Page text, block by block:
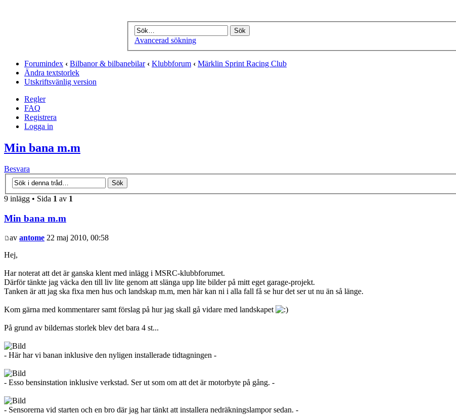
Avancerad sökning
Forumindex ‹ Bilbanor & bilbanebilar ‹ Klubbforum ‹ Märklin Sprint Racing Club
Ändra textstorlek
Utskriftsvänlig version
Regler
FAQ
Registrera
Logga in
Min bana m.m
Besvara
9 inlägg • Sida 1 av 1
Min bana m.m
av antome 22 maj 2010, 00:58
Hej,
Har noterat att det är ganska klent med inlägg i MSRC-klubbforumet.
Därför tänkte jag väcka den till liv lite genom att slänga upp lite bilder på mitt eget garage-projekt.
Tanken är att jag ska fixa men hus och landskap m.m, men här kan ni i alla fall få se hur det ser ut nu än så länge.
Kom gärna med kommentarer samt förslag på hur jag skall gå vidare med landskapet
På grund av bildernas storlek blev det bara 4 st...
- Här har vi banan inklusive den nyligen installerade tidtagningen -
- Esso bensinstation inklusive verkstad. Ser ut som om att det är motorbyte på gång. -
- Sensorerna vid starten och en bro där jag har tänkt att installera nedräkningslampor sedan. -